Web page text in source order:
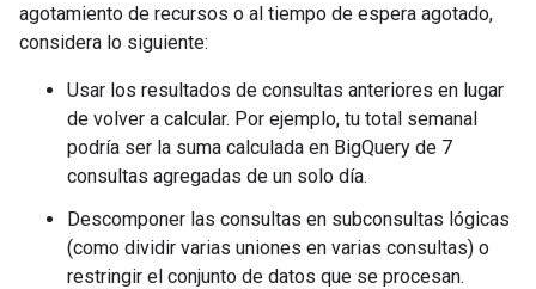
agotamiento de recursos o al tiempo de espera agotado,
considera lo siguiente:
Usar los resultados de consultas anteriores en lugar
de volver a calcular. Por ejemplo, tu total semanal
podría ser la suma calculada en BigQuery de 7
consultas agregadas de un solo día.
Descomponer las consultas en subconsultas lógicas
(como dividir varias uniones en varias consultas) o
restringir el conjunto de datos que se procesan.